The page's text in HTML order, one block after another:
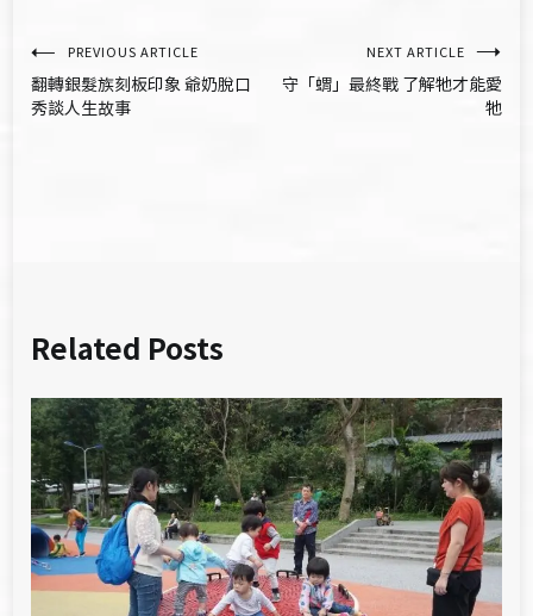
文
章
PREVIOUS ARTICLE
翻轉銀髮族刻板印象 爺奶脫口
秀談人生故事
NEXT ARTICLE
守「蝟」最終戰 了解牠才能愛
牠
Related Posts